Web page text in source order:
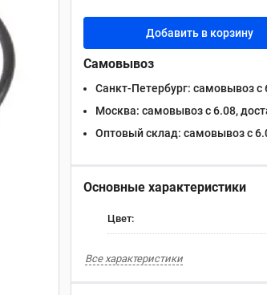
Добавить в корзину
Самовывоз
Санкт-Петербург: самовывоз с
Москва: самовывоз с 6.08,
Оптовый склад: самовывоз с
Основные характеристики
Цвет:
Все характеристики